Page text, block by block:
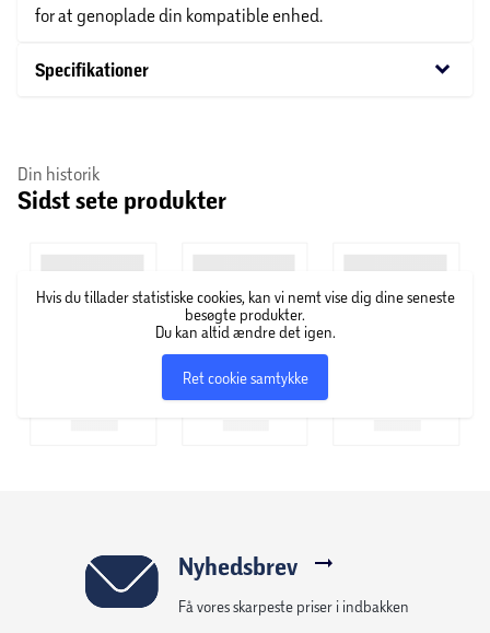
for at genoplade din kompatible enhed.
Specifikationer keyboard_arrow_down
Din historik
Sidst sete produkter
Hvis du tillader statistiske cookies, kan vi nemt vise dig dine seneste
besøgte produkter.
Du kan altid ændre det igen.
Ret cookie samtykke
Nyhedsbrev
Få vores skarpeste priser i indbakken